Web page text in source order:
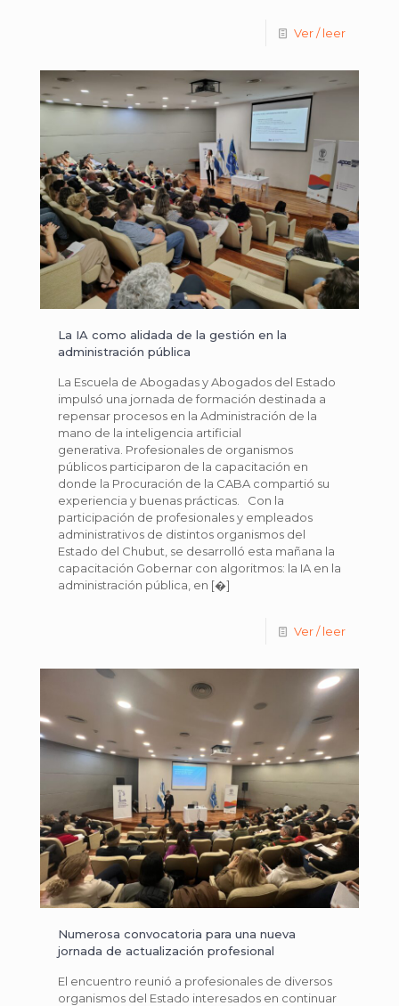
Ver / leer
La IA como alidada de la gestión en la
administración pública
La Escuela de Abogadas y Abogados del Estado
impulsó una jornada de formación destinada a
repensar procesos en la Administración de la
mano de la inteligencia artificial
generativa. Profesionales de organismos
públicos participaron de la capacitación en
donde la Procuración de la CABA compartió su
experiencia y buenas prácticas. Con la
participación de profesionales y empleados
administrativos de distintos organismos del
Estado del Chubut, se desarrolló esta mañana la
capacitación Gobernar con algoritmos: la IA en la
administración pública, en [�]
Ver / leer
Numerosa convocatoria para una nueva
jornada de actualización profesional
El encuentro reunió a profesionales de diversos
organismos del Estado interesados en continuar